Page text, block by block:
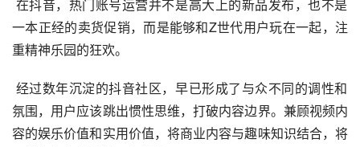
一本正经的卖货促销，而是能够和Z世代用户玩在一起，注
重精神乐园的狂欢。
氛围，用户应该跳出惯性思维，打破内容边界。兼顾视频内
容的娱乐价值和实用价值，将商业内容与趣味知识结合，将